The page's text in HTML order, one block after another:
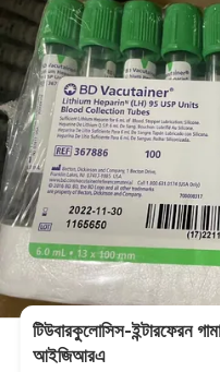
টিউবারকুলোসিস-ইন্টারফেরন
আইজিআরএ